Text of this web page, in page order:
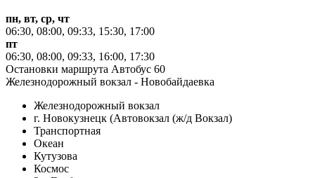
пн, вт, ср, чт
06:30, 08:00, 09:33, 15:30, 17:00
пт
06:30, 08:00, 09:33, 16:00, 17:30
Остановки маршрута Автобус 60
Железнодорожный вокзал - Новобайдаевка
Железнодорожный вокзал
г. Новокузнецк (Автовокзал (ж/д Вокзал)
Транспортная
Океан
Кутузова
Космос